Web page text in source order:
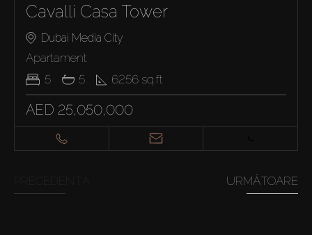
Cavalli Casa Tower
Dubai Media City
Apartament
5
5 6256 sq.ft
AED 25,050,000
URMĂTOARE